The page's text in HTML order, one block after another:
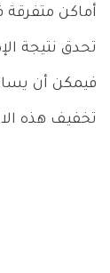
أماكن
تحدق نتيجة
فيمكن أن
تخفيف هذه